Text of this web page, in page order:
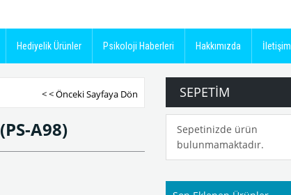
Hediyelik Ürünler Psikoloji Haberleri Hakkımızda İletişim
< < Önceki Sayfaya Dön
(PS-A98)
SEPETIM
Sepetinizde ürün
bulunmamaktadır.